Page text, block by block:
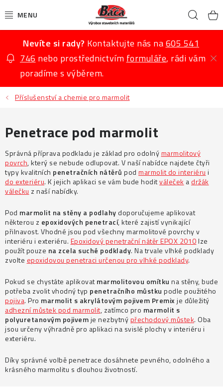
na
KAMENNÉ KOBERCE
MARMOLIT
BETONOVÉ STŘÍŠKY
PŘÍSLUŠENSTVÍ, CHEMIE A NÁTĚRY
Prodejny Návody Blog Inspirace Kontakty
Nevíte si rady? Kontaktujte nás na605 541
746 nebo prostřednictvím formuláře, rádi vám
poradíme s výběrem.
Příslušenství a chemie pro marmolit
Penetrace pod marmolit
Správná příprava podkladu je základ pro odolnýmarmolitový
povrch, který se nebude odlupovat. V naší nabídce najdete čtyři
typy kvalitních penetračních nátěrů pod marmolit do interiéru i
do exteriéru. K jejich aplikaci se vám bude hoditváleček adržák
válečku z naší nabídky.
Pod marmolit na stěny a podlahy doporučujeme aplikovat
některou z epoxidových penetrací, které zajistí vynikající
přilnavost. Vhodné jsou pod všechny marmolitové povrchy v
interiéru i exteriéru. Epoxidový penetrační nátěr EPOX 2010lze
použít pouze na zcela suché podklady. Na trvale vlhké podklady
zvolte epoxidovou penetraci určenou pro vlhké podklady.
Pokud se chystáte aplikovatmarmolitovou omítku na stěny, bude
potřeba zvolit vhodný typ penetračního můstku podle použitého
pojiva. Pro marmolit s akrylátovým pojivem Premix je důležitý
adhezní můstek pod marmolit, zatímco pro marmolit s
polyuretanovým pojivemje nezbytnýpřechodový můstek. Oba
jsou určeny výhradně pro aplikaci na svislé plochy v interiéru i
exteriéru.
Díky správné volbě penetrace dosáhnete pevného, odolného a
krásného marmolitu s dlouhou životností.